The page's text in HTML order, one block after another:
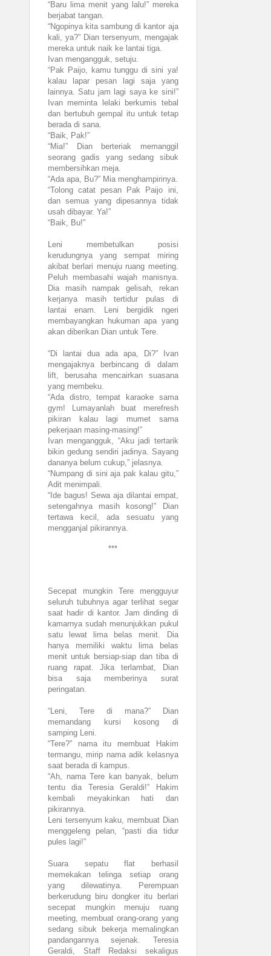
“Baru lima menit yang lalu!” mereka
berjabat tangan.
“Ngopinya kita sambung di kantor aja
kali, ya?” Dian tersenyum, mengajak
mereka untuk naik ke lantai tiga.
Ivan mengangguk, setuju.
“Pak Paijo, kamu tunggu di sini ya!
kalau lapar pesan lagi saja yang
lainnya. Satu jam lagi saya ke sini!”
Ivan meminta lelaki berkumis tebal
dan bertubuh gempal itu untuk tetap
berada di sana.
“Baik, Pak!”
“Mia!” Dian berteriak memanggil
seorang gadis yang sedang sibuk
membersihkan meja.
“Ada apa, Bu?” Mia menghampirinya.
“Tolong catat pesan Pak Paijo ini,
dan semua yang dipesannya tidak
usah dibayar. Ya!”
“Baik, Bu!”
Leni membetulkan posisi
kerudungnya yang sempat miring
akibat berlari menuju ruang meeting.
Peluh membasahi wajah manisnya.
Dia masih nampak gelisah, rekan
kerjanya masih tertidur pulas di
lantai enam. Leni bergidik ngeri
membayangkan hukuman apa yang
akan diberikan Dian untuk Tere.
“Di lantai dua ada apa, Di?” Ivan
mengajaknya berbincang di dalam
lift, berusaha mencairkan suasana
yang membeku.
“Ada distro, tempat karaoke sama
gym! Lumayanlah buat merefresh
pikiran kalau lagi mumet sama
pekerjaan masing-masing!”
Ivan mengangguk, “Aku jadi tertarik
bikin gedung sendiri jadinya. Sayang
dananya belum cukup,” jelasnya.
“Numpang di sini aja pak kalau gitu,”
Adit menimpali.
“Ide bagus! Sewa aja dilantai empat,
setengahnya masih kosong!” Dian
tertawa kecil, ada sesuatu yang
mengganjal pikirannya.
***
Secepat mungkin Tere mengguyur
seluruh tubuhnya agar terlihat segar
saat hadir di kantor. Jam dinding di
kamarnya sudah menunjukkan pukul
satu lewat lima belas menit. Dia
hanya memiliki waktu lima belas
menit untuk bersiap-siap dan tiba di
ruang rapat. Jika terlambat, Dian
bisa saja memberinya surat
peringatan.
“Leni, Tere di mana?” Dian
memandang kursi kosong di
samping Leni.
“Tere?” nama itu membuat Hakim
termangu, mirip nama adik kelasnya
saat berada di kampus.
“Ah, nama Tere kan banyak, belum
tentu dia Teresia Geraldi!” Hakim
kembali meyakinkan hati dan
pikirannya.
Leni tersenyum kaku, membuat Dian
menggeleng pelan, “pasti dia tidur
pules lagi!”
Suara sepatu flat berhasil
memekakan telinga setiap orang
yang dilewatinya. Perempuan
berkerudung biru dongker itu berlari
secepat mungkin menuju ruang
meeting, membuat orang-orang yang
sedang sibuk bekerja memalingkan
pandangannya sejenak. Teresia
Geraldi, Staff Redaksi sekaligus